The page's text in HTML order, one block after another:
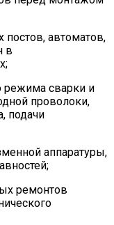
постов, автоматов,
в
режима сварки и
проволоки,
подачи
аппаратуры,
ремонтов